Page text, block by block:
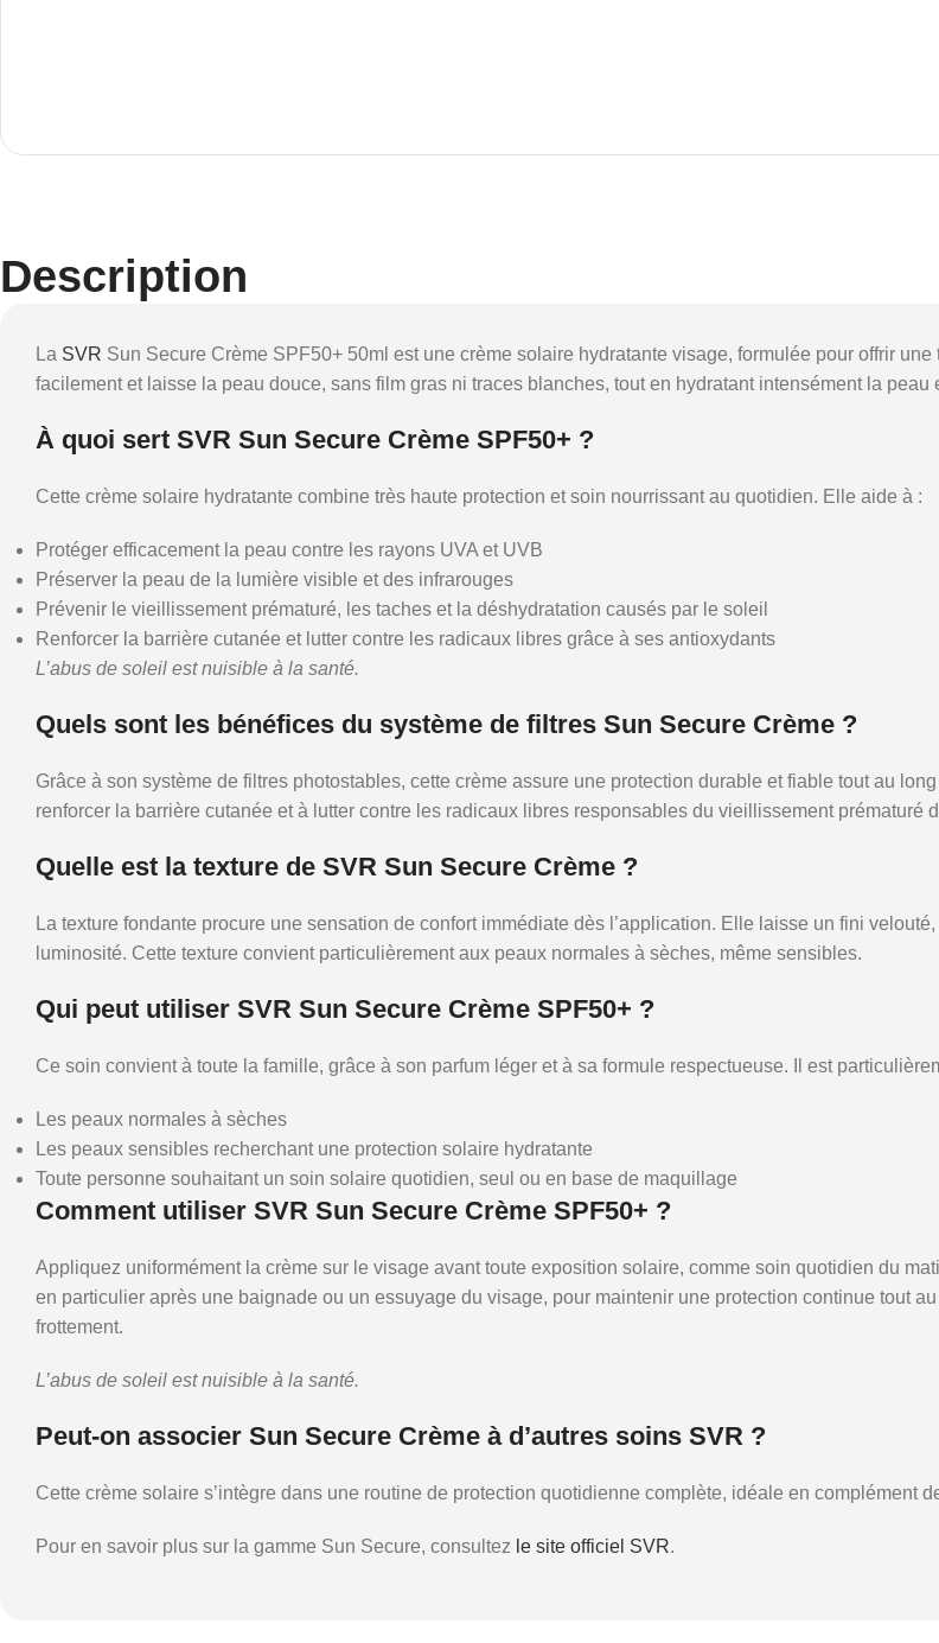
Description
La SVR Sun Secure Crème SPF50+ 50ml est une crème solaire hydratante visage, formulée pour offrir
facilement et laisse la peau douce, sans film gras ni traces blanches, tout en hydratant intensément la
À quoi sert SVR Sun Secure Crème SPF50+ ?
Cette crème solaire hydratante combine très haute protection et soin nourrissant au quotidien. Elle aide à :
Protéger efficacement la peau contre les rayons UVA et UVB
Préserver la peau de la lumière visible et des infrarouges
Prévenir le vieillissement prématuré, les taches et la déshydratation causés par le soleil
Renforcer la barrière cutanée et lutter contre les radicaux libres grâce à ses antioxydants
L’abus de soleil est nuisible à la santé.
Quels sont les bénéfices du système de filtres Sun Secure Crème ?
Grâce à son système de filtres photostables, cette crème assure une protection durable et fiable tout au
renforcer la barrière cutanée et à lutter contre les radicaux libres responsables du vieillissement prématuré
Quelle est la texture de SVR Sun Secure Crème ?
La texture fondante procure une sensation de confort immédiate dès l’application. Elle laisse un fini
luminosité. Cette texture convient particulièrement aux peaux normales à sèches, même sensibles.
Qui peut utiliser SVR Sun Secure Crème SPF50+ ?
Ce soin convient à toute la famille, grâce à son parfum léger et à sa formule respectueuse. Il est
Les peaux normales à sèches
Les peaux sensibles recherchant une protection solaire hydratante
Toute personne souhaitant un soin solaire quotidien, seul ou en base de maquillage
Comment utiliser SVR Sun Secure Crème SPF50+ ?
Appliquez uniformément la crème sur le visage avant toute exposition solaire, comme soin quotidien du
en particulier après une baignade ou un essuyage du visage, pour maintenir une protection continue tout
frottement.
L’abus de soleil est nuisible à la santé.
Peut-on associer Sun Secure Crème à d’autres soins SVR ?
Cette crème solaire s’intègre dans une routine de protection quotidienne complète, idéale en complément
Pour en savoir plus sur la gamme Sun Secure, consultez le site officiel SVR.